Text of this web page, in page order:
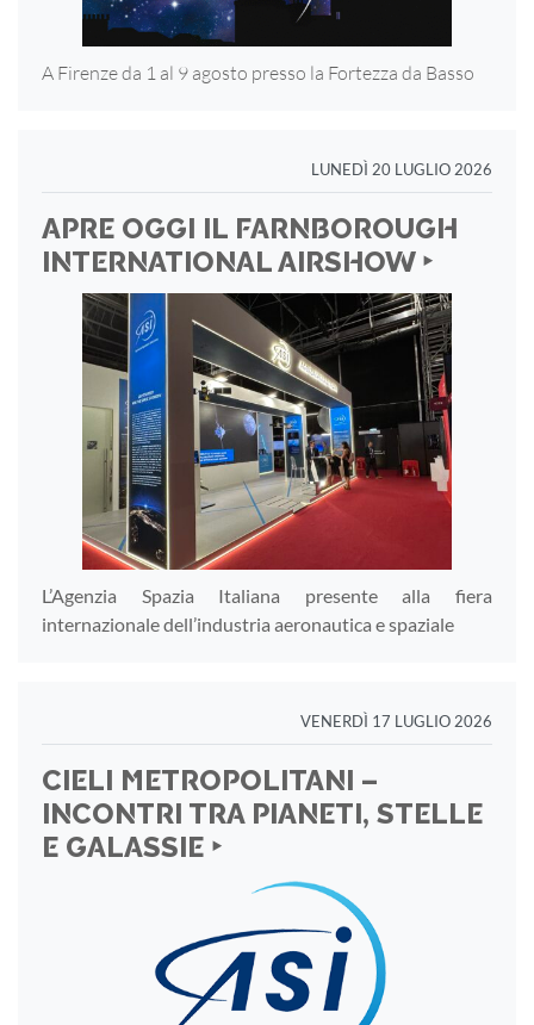
A Firenze da 1 al 9 agosto presso la Fortezza da Basso
LUNEDÌ 20 LUGLIO 2026
APRE OGGI IL FARNBOROUGH
INTERNATIONAL AIRSHOW ‣
L’Agenzia Spazia Italiana presente alla fiera
internazionale dell’industria aeronautica e spaziale
VENERDÌ 17 LUGLIO 2026
CIELI METROPOLITANI –
INCONTRI TRA PIANETI, STELLE
E GALASSIE ‣